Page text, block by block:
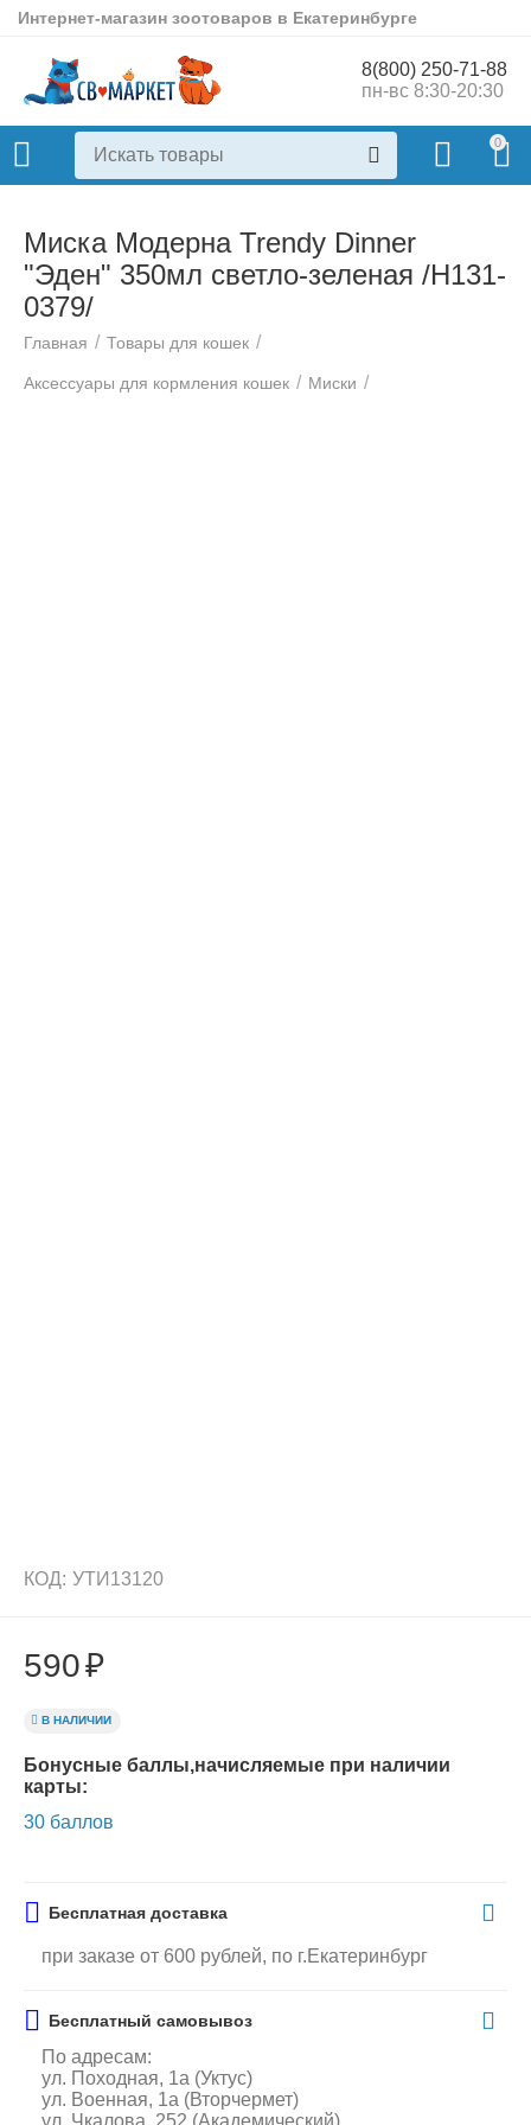
Интернет-магазин зоотоваров в Екатеринбурге
8(800) 250-71-88
пн-вс 8:30-20:30
0
Миска Модерна Trendy Dinner
"Эден" 350мл светло-зеленая /Н131-
0379/
Главная / Товары для кошек /
Аксессуары для кормления кошек / Миски /
КОД: УТИ13120
590₽
В НАЛИЧИИ
Бонусные баллы,начисляемые при наличии
карты:
30 баллов
Бесплатная доставка
при заказе от 600 рублей, по г.Екатеринбург
Бесплатный самовывоз
По адресам:
ул. Походная, 1а (Уктус)
ул. Военная, 1а (Вторчермет)
ул. Чкалова, 252 (Академический)